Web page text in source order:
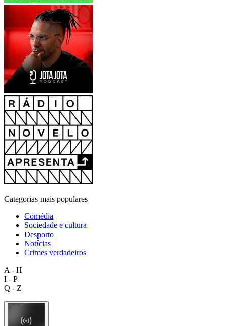
Categorias mais populares
Comédia
Sociedade e cultura
Desporto
Notícias
Crimes verdadeiros
A - H
I - P
Q - Z